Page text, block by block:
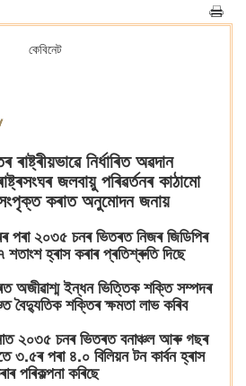
কেবিনেট
ৰাষ্ট্ৰীয়ভাৱে নিৰ্ধাৰিত অৱদান
জলবায়ু পৰিৱৰ্তনৰ কাঠামো
কৰাত অনুমোদন জনায়
পৰা ২০৩৫ চনৰ ভিতৰত নিজৰ জিডিপিৰ
শতাংশ হ্ৰাস কৰাৰ প্ৰতিশ্ৰুতি দিছে
অজীৱাশ্ম ইন্ধন ভিত্তিক শক্তি সম্পদৰ
বৈদ্যুতিক শক্তিৰ ক্ষমতা লাভ কৰিব
২০৩৫ চনৰ ভিতৰত বনাঞ্চল আৰু গছৰ
৩.৫ৰ পৰা ৪.০ বিলিয়ন টন কাৰ্বন হ্ৰাস
পৰিকল্পনা কৰিছে